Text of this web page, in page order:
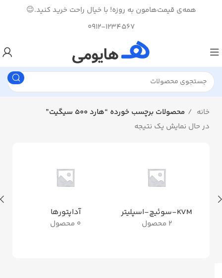
همه‌ی قیمت‌هامون به روزه! با خیال راحت خرید کنید.😉
0912-1234567
خانه
محصولات برچسب خورده “هارد 500 سیگیت”
در حال نمایش یک نتیجه
KVM-سوئیچ-اسپلیتر
2 محصول
آداپتورها
0 محصول